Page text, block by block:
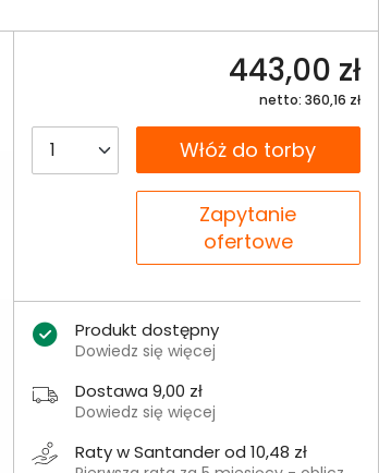
443,00 zł
netto: 360,16 zł
__B2C.PRODUCT.QUANTITY
__B2C.PRODUCT.QUANTITY
Włóż do torby
Zapytanie
ofertowe
Produkt dostępny
Dowiedz się więcej
Dostawa 9,00 zł
Dowiedz się więcej
Raty w Santander od 10,48 zł